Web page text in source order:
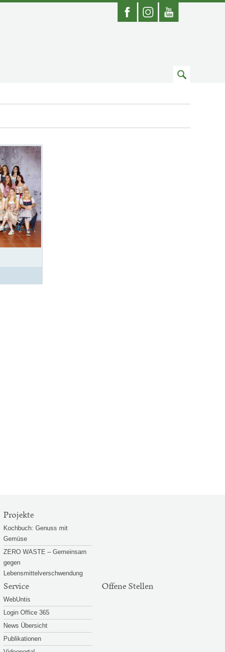
FacebookInstagramYoutube
Zum
Projekte
Kochbuch: Genuss mit
Gemüse
ZERO WASTE – Gemeinsam
gegen
Lebensmittelverschwendung
Service
WebUntis
Login Office 365
News Übersicht
Publikationen
Offene Stellen